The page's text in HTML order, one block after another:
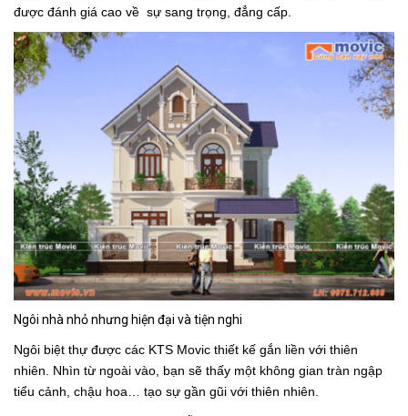
được đánh giá cao về sự sang trọng, đẳng cấp.
Ngôi nhà nhỏ nhưng hiện đại và tiện nghi
Ngôi biệt thự được các KTS Movic thiết kế gắn liền với thiên
nhiên. Nhìn từ ngoài vào, bạn sẽ thấy một không gian tràn ngập
tiểu cảnh, chậu hoa… tạo sự gần gũi với thiên nhiên.